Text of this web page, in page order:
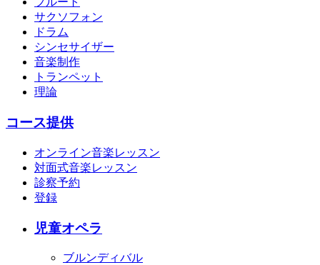
サクソフォン
ドラム
シンセサイザー
音楽制作
トランペット
理論
コース提供
オンライン音楽レッスン
対面式音楽レッスン
診察予約
登録
児童オペラ
ブルンディバル